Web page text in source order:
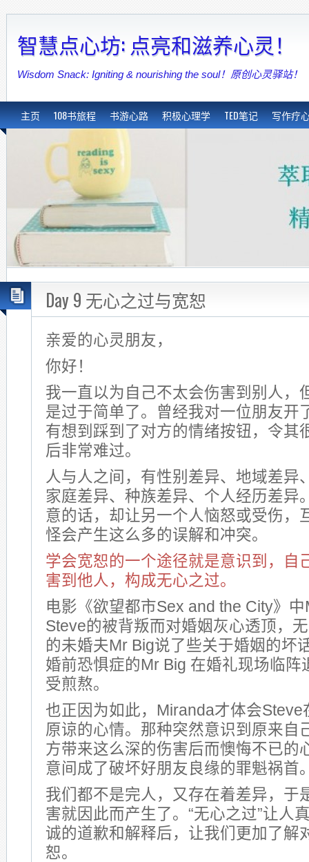
智慧点心坊: 点亮和滋养心灵！
Wisdom Snack: Igniting & nourishing the soul！原创心灵驿站！
主页 108书旅程 书游心路 积极心理学 TED笔记 写作疗
Day 9 无心之过与宽恕
亲爱的心灵朋友，
你好！
我一直以为自己不太会伤害到别人，
是过于简单了。曾经我对一位朋友开
有想到踩到了对方的情绪按钮，令其
后非常难过。
人与人之间，有性别差异、地域差异
家庭差异、种族差异、个人经历差异
意的话，却让另一个人恼怒或受伤，
怪会产生这么多的误解和冲突。
学会宽恕的一个途径就是意识到，自
害到他人，构成无心之过。
电影《欲望都市Sex and the City》
Steve的被背叛而对婚姻灰心透顶，
的未婚夫Mr Big说了些关于婚姻的坏
婚前恐惧症的Mr Big 在婚礼现场临阵
受煎熬。
也正因为如此，Miranda才体会Steve
原谅的心情。那种突然意识到原来自
方带来这么深的伤害后而懊悔不已的
意间成了破坏好朋友良缘的罪魁祸首
我们都不是完人，又存在着差异，于
害就因此而产生了。“无心之过”让人
诚的道歉和解释后，让我们更加了解
恕。